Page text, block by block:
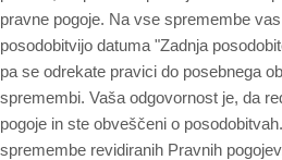
pravne pogoje. Na vse spremembe
posodobitvijo datuma "Zadnja
pa se odrekate pravici do posebnega
spremembi. Vaša odgovornost je, da
pogoje in ste obveščeni o
spremembe revidiranih Pravnih